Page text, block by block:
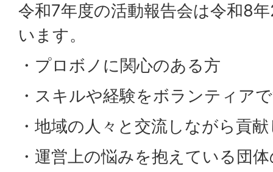
令和7年度の活動報告会は令和8
います。
・プロボノに関心のある方
・スキルや経験をボランティア
・地域の人々と交流しながら貢
・運営上の悩みを抱えている団